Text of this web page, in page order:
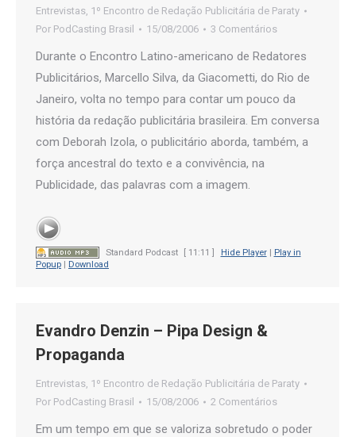
Entrevistas, 1º Encontro de Redação Publicitária de Paraty
Por PodCasting Brasil 15/08/2006 3 Comentários
Durante o Encontro Latino-americano de Redatores
Publicitários, Marcello Silva, da Giacometti, do Rio de
Janeiro, volta no tempo para contar um pouco da
história da redação publicitária brasileira. Em conversa
com Deborah Izola, o publicitário aborda, também, a
força ancestral do texto e a convivência, na
Publicidade, das palavras com a imagem.
Standard Podcast [ 11:11 ] Hide Player| Play in
Popup
Download
Evandro Denzin – Pipa Design &
Propaganda
Entrevistas, 1º Encontro de Redação Publicitária de Paraty
Por PodCasting Brasil 15/08/2006 2 Comentários
Em um tempo em que se valoriza sobretudo o poder